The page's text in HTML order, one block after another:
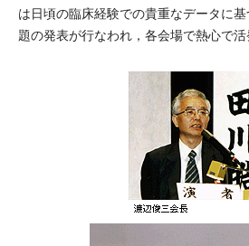
は日頃の臨床経験での貴重なデータに
題の発表が行なわれ，各会場で熱心で活